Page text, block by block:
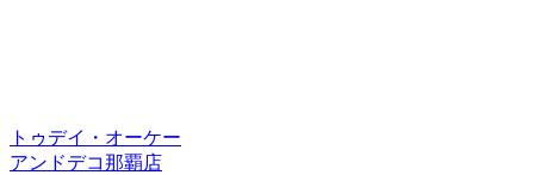
トゥデイ・オーケー
アンドデコ那覇店